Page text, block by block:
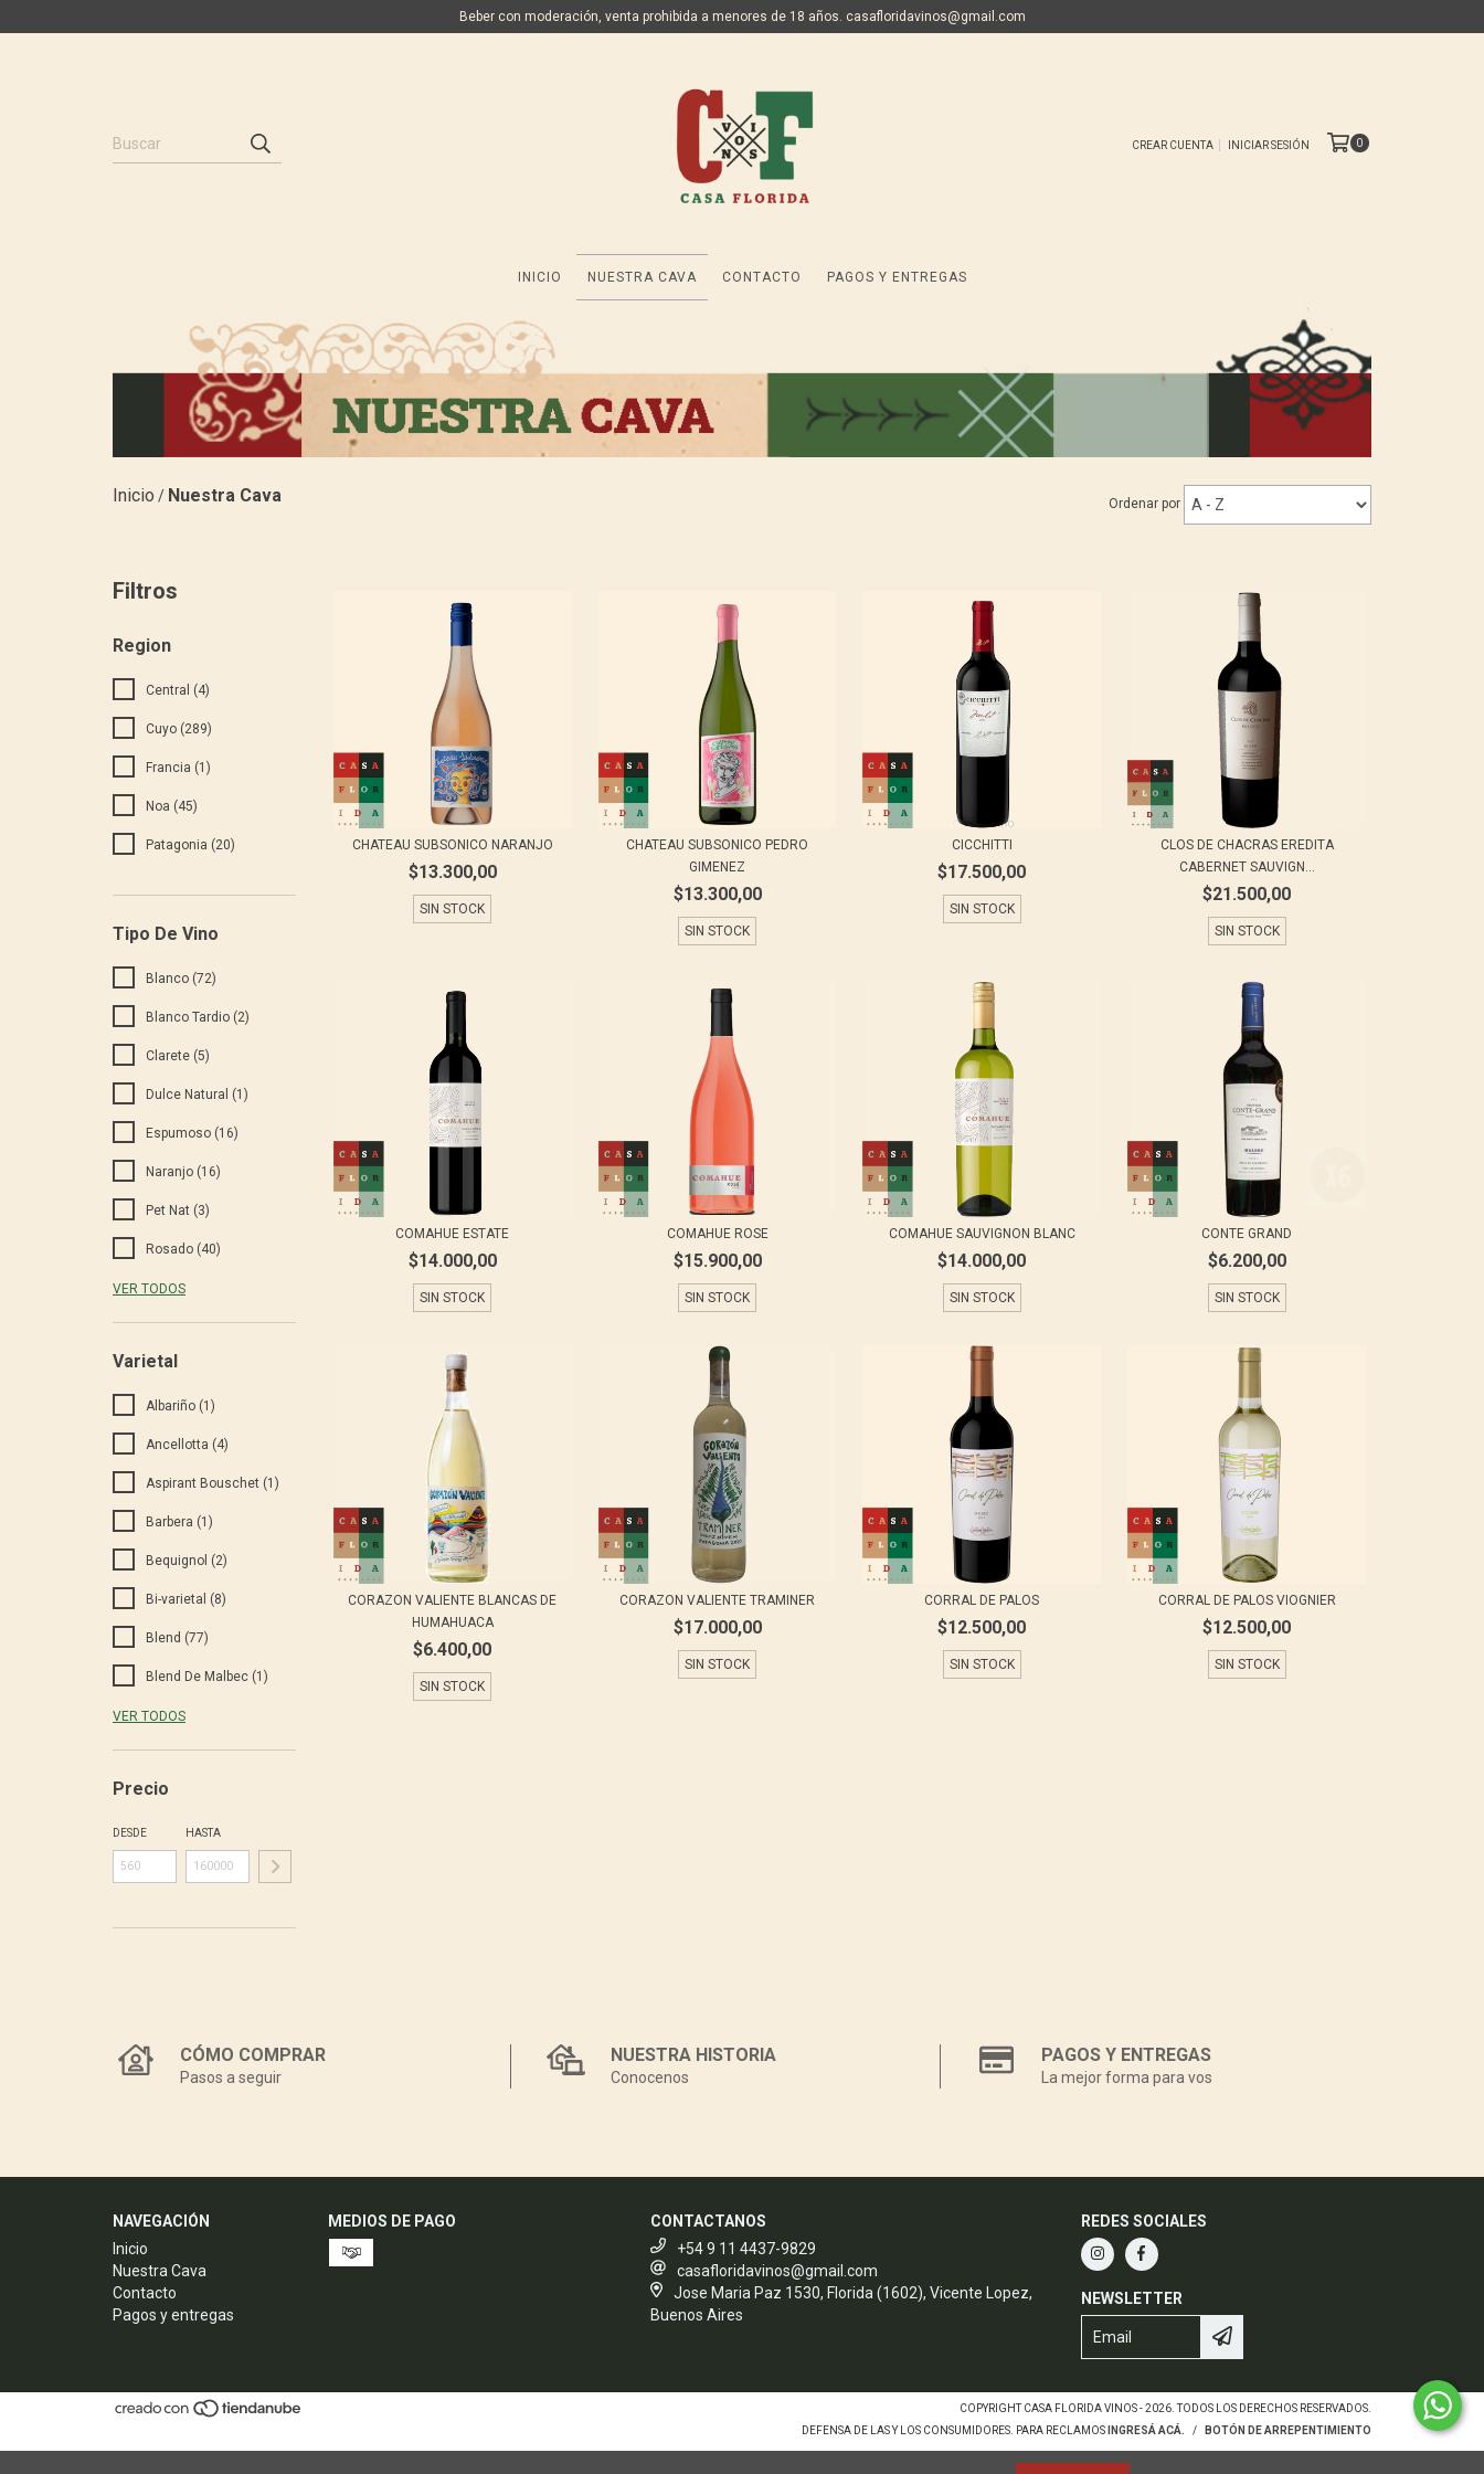
Beber con moderación, venta prohibida a menores de 18 años. casafloridavinos@gmail.com
CREAR CUENTA INICIAR SESIÓN 0
INICIO NUESTRA CAVA CONTACTO PAGOS Y ENTREGAS
Inicio / Nuestra Cava Ordenar por
Filtros
Region
Central (4)
Cuyo (289)
Francia (1)
Noa (45)
Patagonia (20)
Tipo De Vino
Blanco (72)
Blanco Tardio (2)
Clarete (5)
Dulce Natural (1)
Espumoso (16)
Naranjo (16)
Pet Nat (3)
Rosado (40)
VER TODOS
Varietal
Albariño (1)
Ancellotta (4)
Aspirant Bouschet (1)
Barbera (1)
Bequignol (2)
Bi-varietal (8)
Blend (77)
Blend De Malbec (1)
VER TODOS
Precio
DESDE HASTA
CHATEAU SUBSONICO NARANJO
$13.300,00
SIN STOCK
CHATEAU SUBSONICO PEDRO
GIMENEZ
$13.300,00
SIN STOCK
CICCHITTI
$17.500,00
SIN STOCK
CLOS DE CHACRAS EREDITA
CABERNET SAUVIGN...
$21.500,00
SIN STOCK
COMAHUE ESTATE
$14.000,00
SIN STOCK
COMAHUE ROSE
$15.900,00
SIN STOCK
COMAHUE SAUVIGNON BLANC
$14.000,00
SIN STOCK
CONTE GRAND
$6.200,00
SIN STOCK
CORAZON VALIENTE BLANCAS DE
HUMAHUACA
$6.400,00
SIN STOCK
CORAZON VALIENTE TRAMINER
$17.000,00
SIN STOCK
CORRAL DE PALOS
$12.500,00
SIN STOCK
CORRAL DE PALOS VIOGNIER
$12.500,00
SIN STOCK
CÓMO COMPRAR
Pasos a seguir
NUESTRA HISTORIA
Conocenos
PAGOS Y ENTREGAS
La mejor forma para vos
NAVEGACIÓN
Inicio
Nuestra Cava
Contacto
Pagos y entregas
MEDIOS DE PAGO
CONTACTANOS
+54 9 11 4437-9829
casafloridavinos@gmail.com
Jose Maria Paz 1530, Florida (1602), Vicente Lopez,
Buenos Aires
REDES SOCIALES
NEWSLETTER
COPYRIGHT CASA FLORIDA VINOS - 2026. TODOS LOS DERECHOS RESERVADOS.
DEFENSA DE LAS Y LOS CONSUMIDORES. PARA RECLAMOS
INGRESÁ ACÁ. / BOTÓN DE ARREPENTIMIENTO